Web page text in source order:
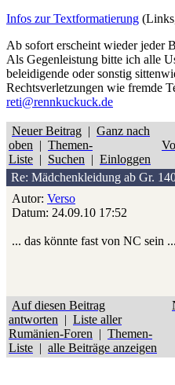
Infos zur Textformatierung
Ab sofort erscheint wieder jeder
Als Gegenleistung bitte ich alle
beleidigende oder sonstig
Rechtsverletzungen wie fremde
reti@rennkuckuck.de
Neuer Beitrag | Ganz nach
oben | Themen-
Liste | Suchen | Einloggen
Re: Mädchenkleidung ab Gr.
Autor: Verso
Datum: 24.09.10 17:52
... das könnte fast von NC sein
Auf diesen Beitrag
antworten | Liste aller
Rumänien-Foren | Themen-
Liste | alle Beiträge anzeigen